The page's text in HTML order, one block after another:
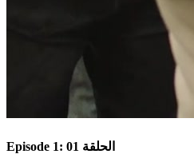
Episode 1: الحلقة 01